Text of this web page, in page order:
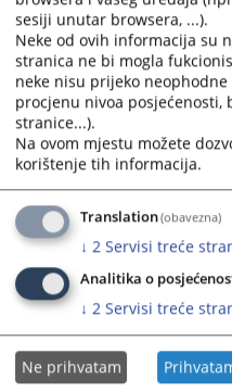
sesiji unutar browsera, ...).
Neke od ovih informacija su
stranica ne bi mogla
neke nisu prijeko
procjenu nivoa posjećenosti,
stranice...).
Na ovom mjestu možete
korištenje tih informacija.
Translation(obavezna)
↓ 2 Servisi treće
Analitika o
↓ 2 Servisi treće
Ne prihvatam